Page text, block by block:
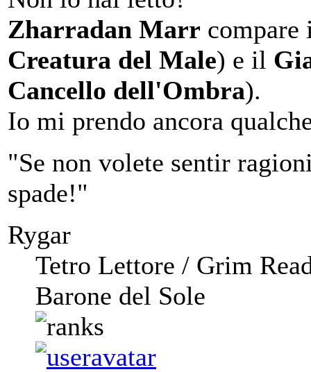
Zharradan Marr
Creatura del Male) e il
Cancello dell'Ombra).
Io mi prendo ancora
"Se non volete sentir
spade!"
Rygar
Tetro Lettore / Grim
Barone del Sole